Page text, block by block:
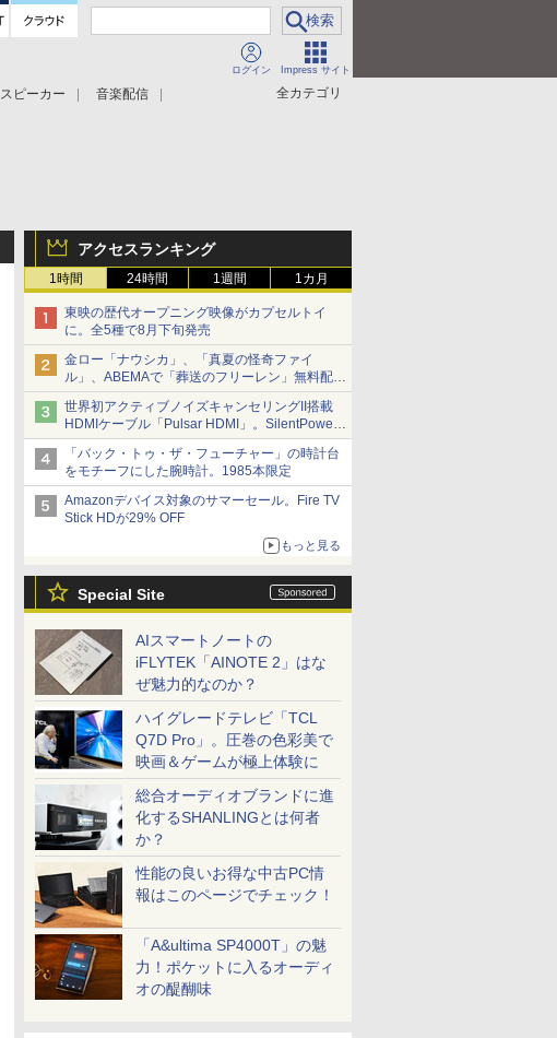
ログイン Impress サイト
全カテゴリ
スピーカー
音楽配信
アクセスランキング
1時間 24時間 1週間 1カ月
東映の歴代オープニング映像がカプセルトイ
に。全5種で8月下旬発売
金ロー「ナウシカ」、「真夏の怪奇ファイ
ル」、ABEMAで「葬送のフリーレン」無料配信
など。夏の特番・配信情報
世界初アクティブノイズキャンセリングII搭載
HDMIケーブル「Pulsar HDMI」。SilentPower
から
「バック・トゥ・ザ・フューチャー」の時計台
をモチーフにした腕時計。1985本限定
Amazonデバイス対象のサマーセール。Fire TV
Stick HDが29% OFF
もっと見る
Special Site
AIスマートノートの
iFLYTEK「AINOTE 2」はな
ぜ魅力的なのか？
ハイグレードテレビ「TCL
Q7D Pro」。圧巻の色彩美で
映画＆ゲームが極上体験に
総合オーディオブランドに進
化するSHANLINGとは何者
か？
性能の良いお得な中古PC情
報はこのページでチェック！
「A&ultima SP4000T」の魅
力！ポケットに入るオーディ
オの醍醐味